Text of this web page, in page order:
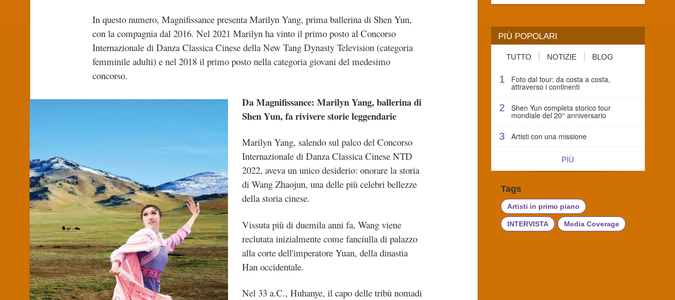
In questo numero, Magnifissance presenta Marilyn Yang, prima ballerina di Shen Yun,
con la compagnia dal 2016. Nel 2021 Marilyn ha vinto il primo posto al Concorso
Internazionale di Danza Classica Cinese della New Tang Dynasty Television (categoria
femminile adulti) e nel 2018 il primo posto nella categoria giovani del medesimo
concorso.
Da Magnifissance: Marilyn Yang, ballerina di
Shen Yun, fa rivivere storie leggendarie
Marilyn Yang, salendo sul palco del Concorso
Internazionale di Danza Classica Cinese NTD
2022, aveva un unico desiderio: onorare la storia
di Wang Zhaojun, una delle più celebri bellezze
della storia cinese.
Vissuta più di duemila anni fa, Wang viene
reclutata inizialmente come fanciulla di palazzo
alla corte dell'imperatore Yuan, della dinastia
Han occidentale.
Nel 33 a.C., Huhanye, il capo delle tribù nomadi
PIÙ POPOLARI
TUTTO NOTIZIE BLOG
1 Foto dal tour: da costa a costa,
attraverso i continenti
2 Shen Yun completa storico tour
mondiale del 20° anniversario
3 Artisti con una missione
PIÙ
Tags
Artisti in primo piano
INTERVISTA Media Coverage